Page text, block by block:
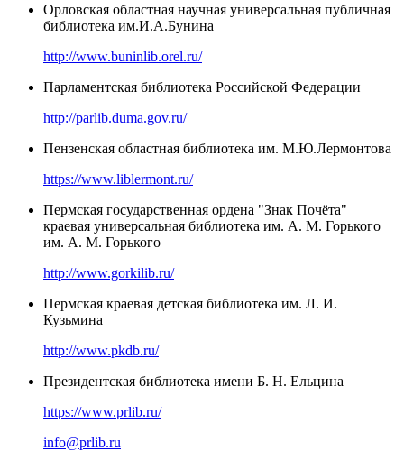
Орловская областная научная универсальная публичная
библиотека им.И.А.Бунина
http://www.buninlib.orel.ru/
Парламентская библиотека Российской Федерации
http://parlib.duma.gov.ru/
Пензенская областная библиотека им. М.Ю.Лермонтова
https://www.liblermont.ru/
Пермская государственная ордена "Знак Почёта"
краевая универсальная библиотека им. А. М. Горького
им. А. М. Горького
http://www.gorkilib.ru/
Пермская краевая детская библиотека им. Л. И.
Кузьмина
http://www.pkdb.ru/
Президентская библиотека имени Б. Н. Ельцина
https://www.prlib.ru/
info@prlib.ru